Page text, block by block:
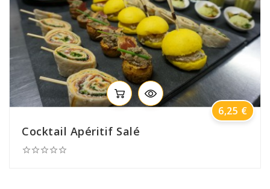
Cocktail Apéritif Salé

Prix
6,25 €